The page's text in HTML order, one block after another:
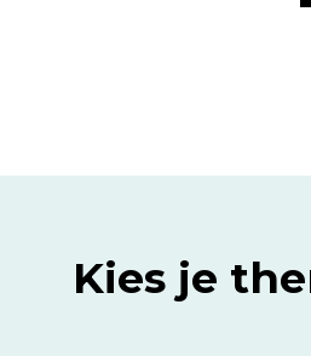
Kies je